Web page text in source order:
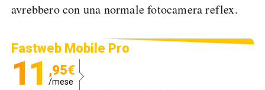
avrebbero con una normale fotocamera reflex.
Fastweb Mobile Pro
11 ,95€
/mese